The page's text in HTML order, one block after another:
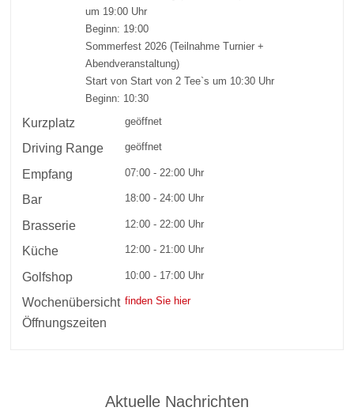
um 19:00 Uhr
Beginn: 19:00
Sommerfest 2026 (Teilnahme Turnier +
Abendveranstaltung)
Start von Start von 2 Tee`s um 10:30 Uhr
Beginn: 10:30
Kurzplatz geöffnet
Driving Range geöffnet
Empfang 07:00 - 22:00 Uhr
Bar 18:00 - 24:00 Uhr
Brasserie 12:00 - 22:00 Uhr
Küche 12:00 - 21:00 Uhr
Golfshop 10:00 - 17:00 Uhr
Wochenübersicht
Öffnungszeiten
finden Sie hier
Aktuelle Nachrichten